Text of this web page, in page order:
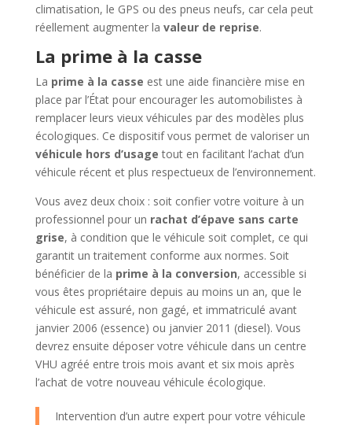
climatisation, le GPS ou des pneus neufs, car cela peut
réellement augmenter la valeur de reprise.
La prime à la casse
La prime à la casse est une aide financière mise en
place par l’État pour encourager les automobilistes à
remplacer leurs vieux véhicules par des modèles plus
écologiques. Ce dispositif vous permet de valoriser un
véhicule hors d’usage tout en facilitant l’achat d’un
véhicule récent et plus respectueux de l’environnement.
Vous avez deux choix : soit confier votre voiture à un
professionnel pour un rachat d’épave sans carte
grise, à condition que le véhicule soit complet, ce qui
garantit un traitement conforme aux normes. Soit
bénéficier de la prime à la conversion, accessible si
vous êtes propriétaire depuis au moins un an, que le
véhicule est assuré, non gagé, et immatriculé avant
janvier 2006 (essence) ou janvier 2011 (diesel). Vous
devrez ensuite déposer votre véhicule dans un centre
VHU agréé entre trois mois avant et six mois après
l’achat de votre nouveau véhicule écologique.
Intervention d’un autre expert pour votre véhicule